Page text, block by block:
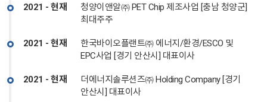
2021 - 현재
청양이앤알㈜ PET Chip 제조사업 [충남 청양군]
최대주주
2021 - 현재
한국바이오플랜트㈜ 에너지/환경/ESCO 및
EPC사업 [경기 안산시] 대표이사
2021 - 현재
더에너지솔루션즈㈜ Holding Company [경기
안산시] 대표이사